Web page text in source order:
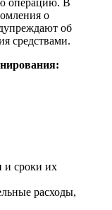
о
об
средствами.
и сроки их
расходы,